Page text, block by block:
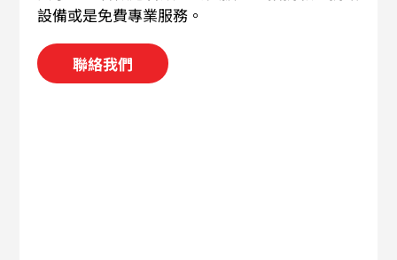
設備或是免費專業服務。
聯絡我們